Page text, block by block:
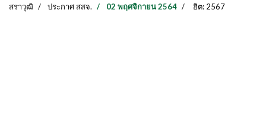
สราวุฒิ ประกาศ สสจ. 02 พฤศจิกายน 2564 ฮิต: 2567